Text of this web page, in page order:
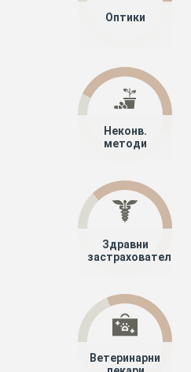
Оптики
Неконв.
методи
Здравни
застрахователи
Ветеринарни